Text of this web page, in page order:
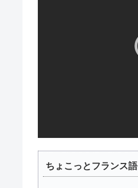
ちょこっとフランス語